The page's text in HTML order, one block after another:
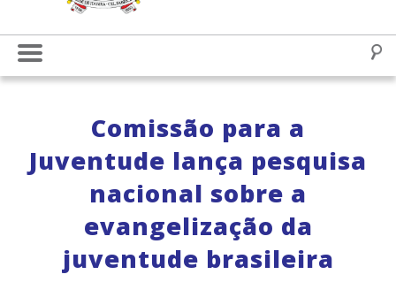
Comissão para a
Juventude lança pesquisa
nacional sobre a
evangelização da
juventude brasileira